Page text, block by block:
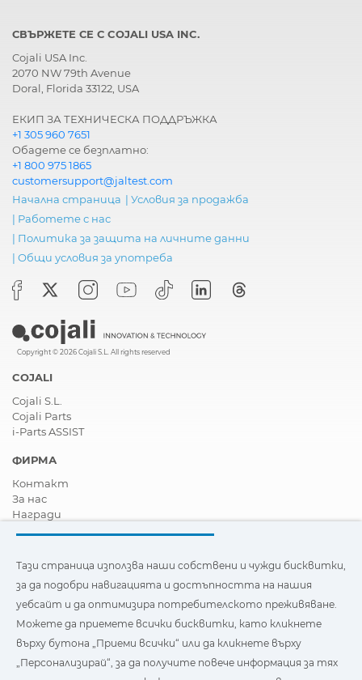
СВЪРЖЕТЕ СЕ С COJALI USA INC.
Cojali USA Inc.
2070 NW 79th Avenue
Doral, Florida 33122, USA
ЕКИП ЗА ТЕХНИЧЕСКА ПОДДРЪЖКА
+1 305 960 7651
Обадете се безплатно:
+1 800 975 1865
customersupport@jaltest.com
Начална страница | Условия за продажба
| Работете с нас
| Политика за защита на личните данни
| Общи условия за употреба
Copyright © 2026 Cojali S.L. All rights reserved
COJALI
Cojali S.L.
Cojali Parts
i-Parts ASSIST
ФИРМА
Контакт
За нас
Награди
Станете дистрибутор
Новини
Видеа
FAQ - Често задавани въпроси
Тази страница използва наши собствени и бисквитки на
трети страни, за да подобри навигацията и
достъпността на нашия уебсайт и да оптимизира
Тази страница използва наши собствени и чужди бисквитки,
за да подобри навигацията и достъпността на нашия
уебсайт и да оптимизира потребителското преживяване.
Можете да приемете всички бисквитки, като кликнете
върху бутона „Приеми всички“ или да кликнете върху
„Персонализирай“, за да получите повече информация за тях